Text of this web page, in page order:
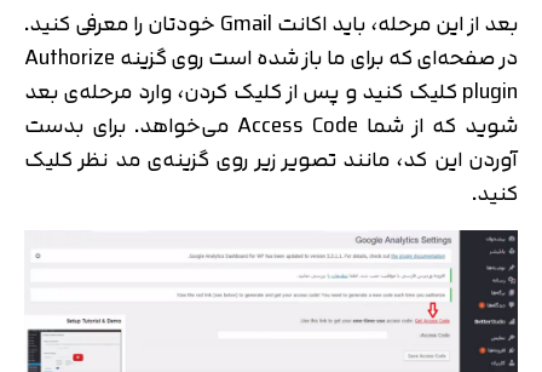
بعد از این مرحله، باید اکانت Gmail خودتان را معرفی کنید.
در صفحه‌ای که برای ما باز شده است روی گزینه Authorize
plugin کلیک کنید و پس از کلیک کردن، وارد مرحله‌ی بعد
شوید که از شما Access Code می‌خواهد. برای بدست
آوردن این کد، مانند تصویر زیر روی گزینه‌ی مد نظر کلیک
کنید.